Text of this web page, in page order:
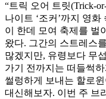
“트릭 오어 트릿(Trick-
나이트 ‘조커’까지 영화
이 한데 모여 축제를 벌
왔다. 그간의 스트레스
많겠지만, 유령보다 무
가기 전까지는 떠들썩
썰렁하게 보내는 할로
대신해보자. 이번 주 브